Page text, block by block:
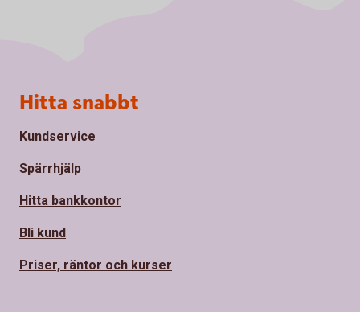
Sidfot
Hitta snabbt
Kundservice
Spärrhjälp
Hitta bankkontor
Bli kund
Priser, räntor och kurser